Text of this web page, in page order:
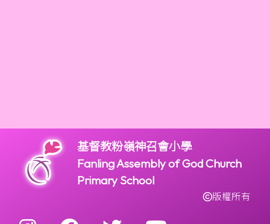
基督教粉嶺神召會小學
Fanling Assembly of God Church
Primary School
版權所有